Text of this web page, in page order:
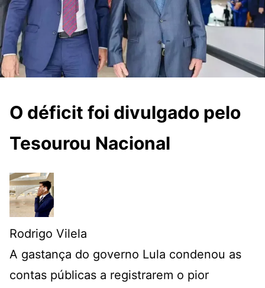
O déficit foi divulgado pelo
Tesourou Nacional
Rodrigo Vilela
A gastança do governo Lula condenou as
contas públicas a registrarem o pior